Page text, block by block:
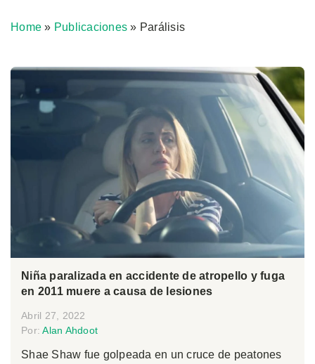
Home » Publicaciones » Parálisis
Niña paralizada en accidente de atropello y fuga
en 2011 muere a causa de lesiones
Abril 27, 2022
Por:Alan Ahdoot
Shae Shaw fue golpeada en un cruce de peatones